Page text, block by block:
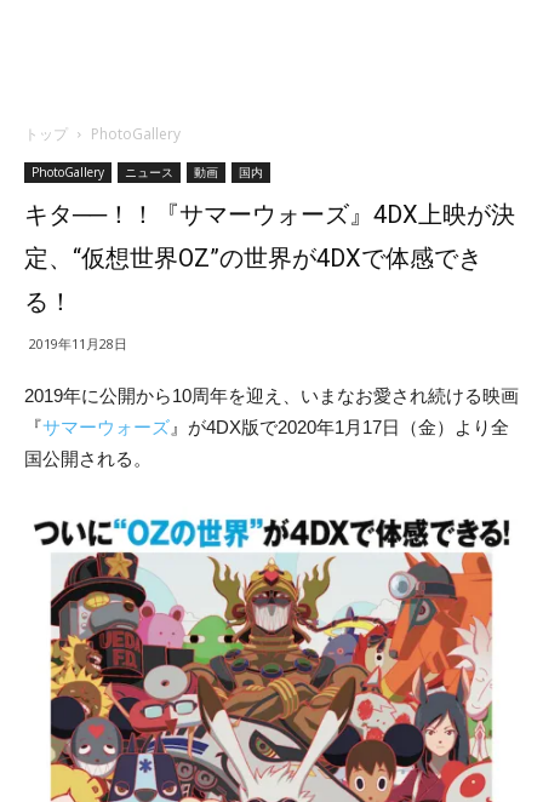
トップ PhotoGallery
PhotoGallery ニュース 動画 国内
キタ──！！『サマーウォーズ』4DX上映が決
定、“仮想世界OZ”の世界が4DXで体感でき
る！
2019年11月28日
2019年に公開から10周年を迎え、いまなお愛され続ける映画
『サマーウォーズ 』が4DX版で2020年1月17日（金）より全
国公開される。